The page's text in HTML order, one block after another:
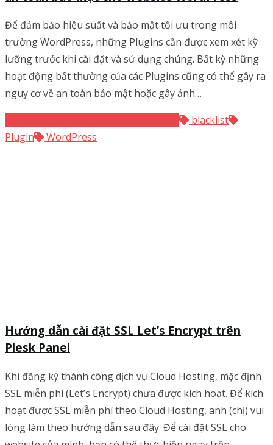
Để đảm bảo hiệu suất và bảo mật tối ưu trong môi
trường WordPress, những Plugins cần được xem xét kỹ
lưỡng trước khi cài đặt và sử dụng chúng. Bất kỳ những
hoạt động bất thường của các Plugins cũng có thể gây ra
nguy cơ về an toàn bảo mật hoặc gây ảnh…
blacklist
Plugin
WordPress
Hướng dẫn cài đặt SSL Let’s Encrypt trên
Plesk Panel
Khi đăng ký thành công dịch vụ Cloud Hosting, mặc định
SSL miễn phí (Let’s Encrypt) chưa được kích hoạt. Để kích
hoạt được SSL miễn phí theo Cloud Hosting, anh (chị) vui
lòng làm theo hướng dẫn sau đây. Để cài đặt SSL cho